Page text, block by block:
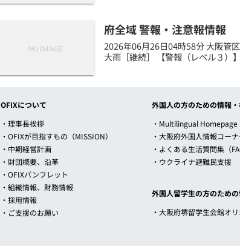
府全域 警報・注意報情報
2026年06月26日04時58分 大阪管
大雨［継続］ 【警報（レベル３）
OFIXについて
・理事長挨拶
・OFIXが目指すもの（MISSION）
・中期経営計画
・財団概要、沿革
・OFIXパンフレット
・組織情報、財務情報
・採用情報
・ご支援のお願い
外国人の方のための情報
・Multilingual Homepage
・大阪府外国人情報コー
・よくある生活質問集（
・ウクライナ避難民支援
外国人留学生の方のため
・大阪府堺留学生会館オ